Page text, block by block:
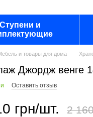
Ступени и
и товары для дома
Джордж венге
Оставить отзыв
грн/шт. 2